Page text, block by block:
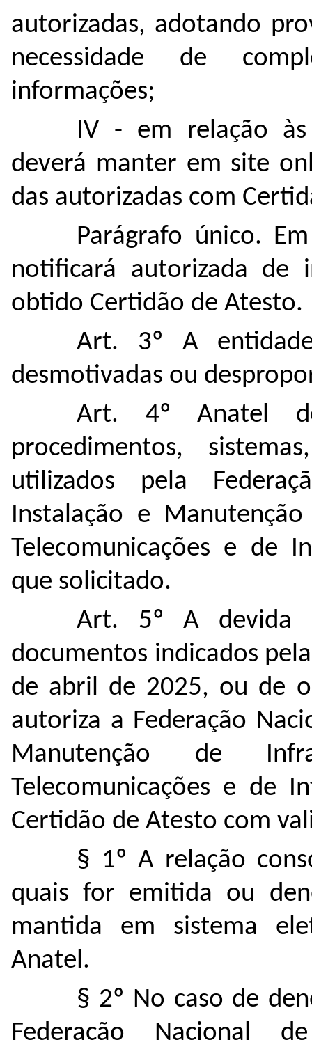
autorizadas, adotando
necessidade de
informações;
IV - em relação
deverá manter em site
das autorizadas com
Parágrafo único.
notificará autorizada de
obtido Certidão de Atesto.
Art. 3º A
desmotivadas ou
Art. 4º Anatel
procedimentos,
utilizados pela
Instalação e
Telecomunicações e de
que solicitado.
Art. 5º A devida
documentos indicados
de abril de 2025, ou de
autoriza a Federação
Manutenção de
Telecomunicações e de
Certidão de Atesto com
§ 1º A relação
quais for emitida ou
mantida em sistema
Anatel.
§ 2º No caso de
Federação Nacional